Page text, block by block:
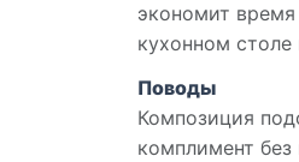
экономит
кухонном
Поводы
Композиция
комплимент